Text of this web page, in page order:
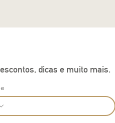
dicas e muito mais.